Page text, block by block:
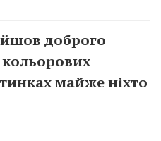
доброго
кольорових
майже ніхто